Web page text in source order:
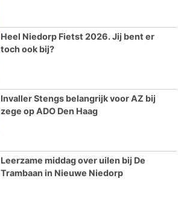
Heel Niedorp Fietst 2026. Jij bent er
toch ook bij?
Invaller Stengs belangrijk voor AZ bij
zege op ADO Den Haag
Leerzame middag over uilen bij De
Trambaan in Nieuwe Niedorp